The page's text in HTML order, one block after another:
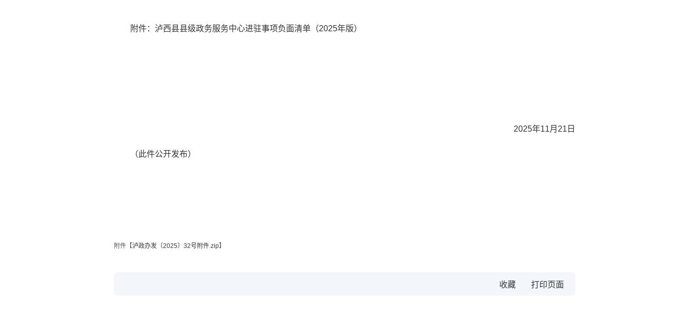
附件：泸西县县级政务服务中心进驻事项负面清单（2025年版）
2025年11月21日
（此件公开发布）
附件【泸政办发〔2025〕32号附件.zip】
收藏